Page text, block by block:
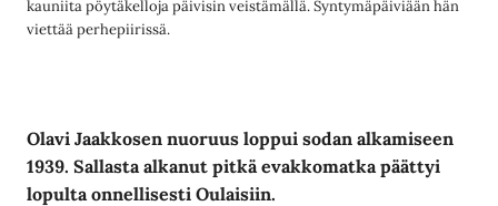
kauniita pöytäkelloja päivisin veistämällä. Syntymäpäiviään hän
viettää perhepiirissä.
Olavi Jaakkosen nuoruus loppui sodan alkamiseen
1939. Sallasta alkanut pitkä evakkomatka päättyi
lopulta onnellisesti Oulaisiin.